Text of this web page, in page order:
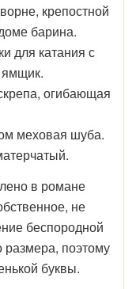
крепостной
барина.
для катания с
ямщик.
огибающая
меховая шуба.
в романе
не
беспородной
размера, поэтому
буквы.